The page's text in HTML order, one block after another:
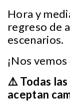
Hora y
regreso de
escenarios.
¡Nos
⚠️ Todas
aceptan